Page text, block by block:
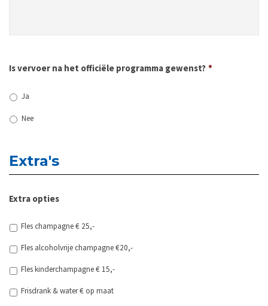
Is vervoer na het officiële programma gewenst? *
Ja
Nee
Extra's
Extra opties
Fles champagne € 25,-
Fles alcoholvrije champagne €20,-
Fles kinderchampagne € 15,-
Frisdrank & water € op maat